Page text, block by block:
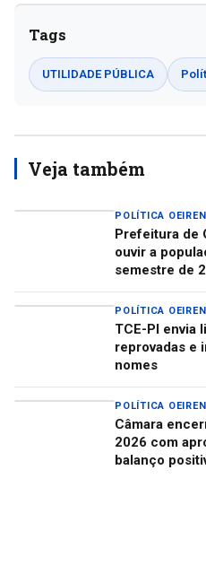
Tags
UTILIDADE PÚBLICA
Veja também
POLÍTICA
Prefeitura de
ouvir a
semestre de
POLÍTICA
TCE-PI envia
reprovadas e
nomes
POLÍTICA
Câmara
2026 com
balanço